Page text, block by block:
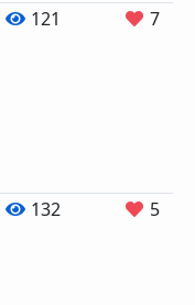
121 7
132 5